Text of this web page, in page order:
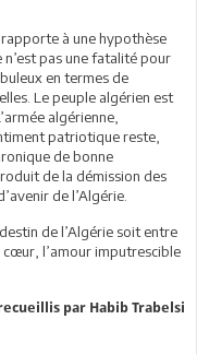
à une hypothèse
n’est pas une fatalité pour
en termes de
Le peuple algérien est
algérienne,
patriotique reste,
de bonne
de la démission des
de l’Algérie.
de l’Algérie soit entre
l’amour imputrescible
par Habib Trabelsi